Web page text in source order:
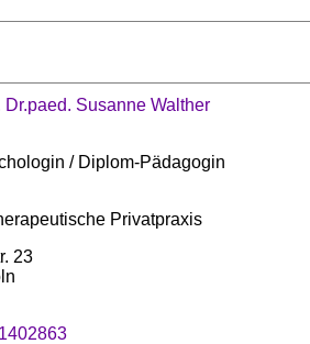
Dr.paed. Susanne Walther
/ Diplom-Pädagogin
Privatpraxis
23